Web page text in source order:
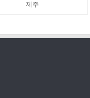
제주